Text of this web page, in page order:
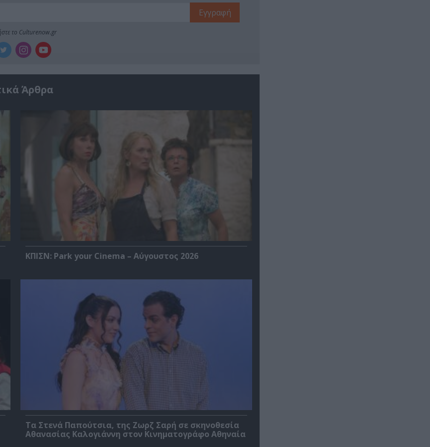
το Culturenow.gr
Άρθρα
ΚΠΙΣΝ: Park your Cinema – Αύγουστος 2026
Τα Στενά Παπούτσια, της Ζωρζ Σαρή σε σκηνοθεσία
Αθανασίας Καλογιάννη στον Κινηματογράφο Αθηναία